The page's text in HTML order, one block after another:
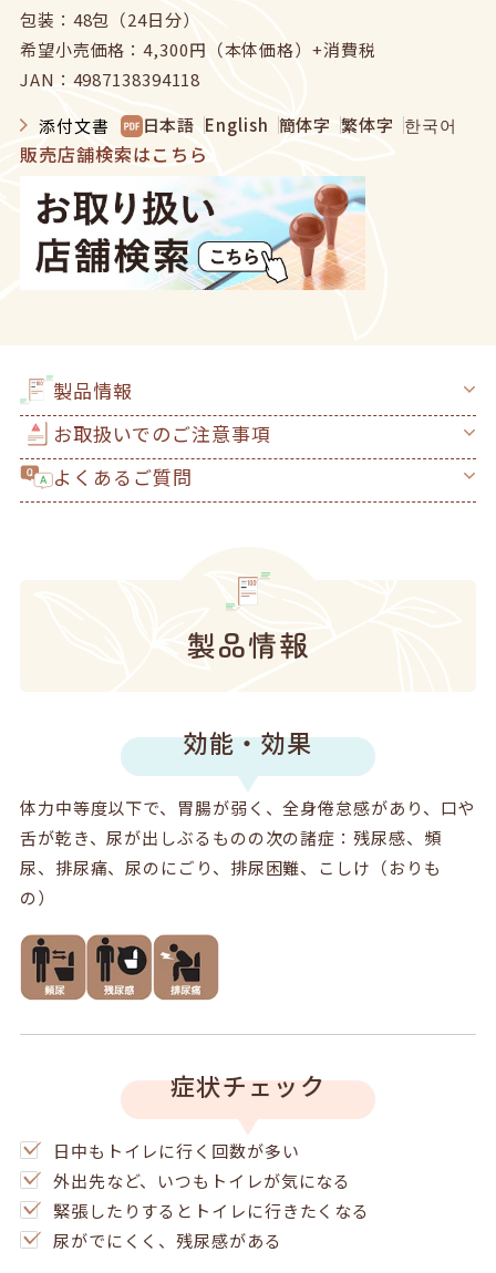
包装：48包（24日分）
希望小売価格：4,300円（本体価格）+消費税
JAN：4987138394118
添付文書
日本語 English 簡体字 繁体字 한국어
販売店舗検索はこちら
製品情報
お取扱いでのご注意事項
よくあるご質問
製品情報
効能・効果
体力中等度以下で、胃腸が弱く、全身倦怠感があり、口や
舌が乾き、尿が出しぶるものの次の諸症：残尿感、頻
尿、排尿痛、尿のにごり、排尿困難、こしけ（おりも
の）
症状チェック
日中もトイレに行く回数が多い
外出先など、いつもトイレが気になる
緊張したりするとトイレに行きたくなる
尿がでにくく、残尿感がある